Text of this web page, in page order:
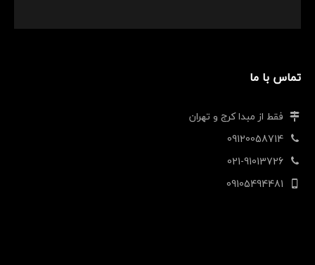
تماس با ما
فقط از مبدا کرج و تهران
09120058714
021-91013726
09105494481